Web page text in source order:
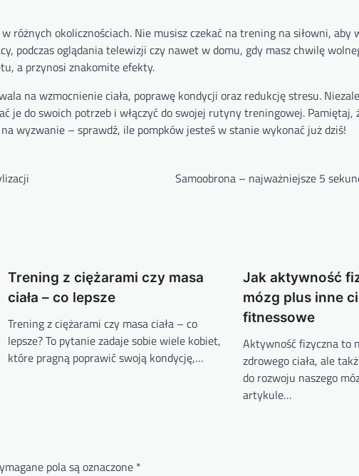
różnych okolicznościach. Nie musisz czekać na trening na siłowni, aby
podczas oglądania telewizji czy nawet w domu, gdy masz chwilę
a przynosi znakomite efekty.
na wzmocnienie ciała, poprawę kondycji oraz redukcję stresu.
je do swoich potrzeb i włączyć do swojej rutyny treningowej. Pamiętaj,
wyzwanie – sprawdź, ile pompków jesteś w stanie wykonać już dziś!
Samoobrona – najważniejsze 5
Trening z ciężarami czy masa
ciała – co lepsze
Trening z ciężarami czy masa ciała – co
lepsze? To pytanie zadaje sobie wiele kobiet,
które pragną poprawić swoją kondycję,…
Jak aktywność
mózg plus inne
fitnessowe
Aktywność fizyczna to
zdrowego ciała, ale
do rozwoju naszego
artykule…
pola są oznaczone *